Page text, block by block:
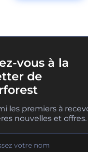
vous à la
de
les premiers à
nouvelles et offres.